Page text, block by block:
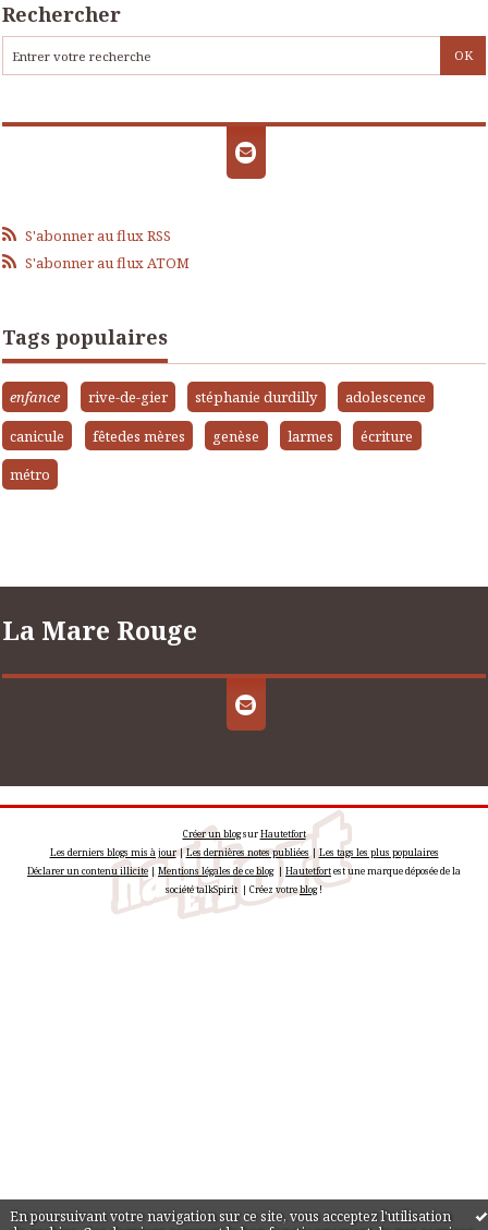
En poursuivant votre navigation sur ce site, vous acceptez l'utilisation
Rechercher
S'abonner au flux RSS
S'abonner au flux ATOM
Tags populaires
enfance rive-de-gier stéphanie durdilly
adolescence
canicule
fêtedes mères genèse larmes
écriture
métro
La Mare Rouge
Créer un blogsurHautetfort
Les derniers blogs mis à jour|Les dernières notes publiées |Les tags les plus populaires
Déclarer un contenu illicite| Mentions légales de ce blog| Hautetfortest une marque déposée de la
société talkSpirit | Créez votreblog!